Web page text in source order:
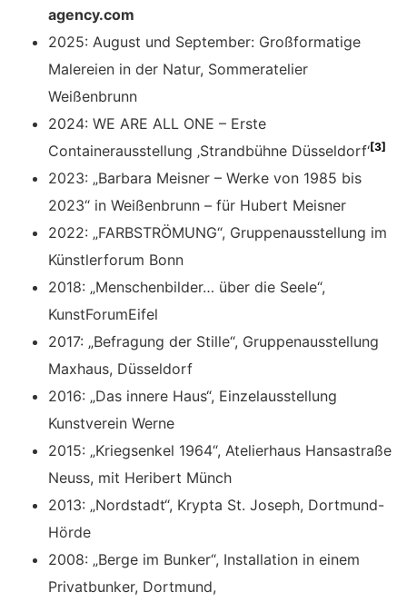
agency.com
2025: August und September: Großformatige
Malereien in der Natur, Sommeratelier
Weißenbrunn
2024: WE ARE ALL ONE – Erste
Containerausstellung ‚Strandbühne Düsseldorf‘[3]
2023: „Barbara Meisner – Werke von 1985 bis
2023“ in Weißenbrunn – für Hubert Meisner
2022: „FARBSTRÖMUNG“, Gruppenausstellung im
Künstlerforum Bonn
2018: „Menschenbilder… über die Seele“,
KunstForumEifel
2017: „Befragung der Stille“, Gruppenausstellung
Maxhaus, Düsseldorf
2016: „Das innere Haus“, Einzelausstellung
Kunstverein Werne
2015: „Kriegsenkel 1964“, Atelierhaus Hansastraße
Neuss, mit Heribert Münch
2013: „Nordstadt“, Krypta St. Joseph, Dortmund-
Hörde
2008: „Berge im Bunker“, Installation in einem
Privatbunker, Dortmund,